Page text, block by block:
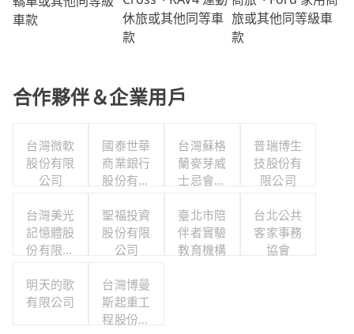
車款
休旅或其他同等車
款
旅或其他同等級車
款
合作夥伴＆企業用戶
台灣微軟
股份有限
公司
國泰世華
商業銀行
股份有限
台灣蘇格
蘭麥芽威
士忌會所
公司
普瑞博生
技股份有
限公司
台灣美光
記憶體股
份有限公
聖福投資
股份有限
公司
臺北市陪
伴者實驗
教育機構
台北公共
客家事務
協會
明天的歌
有限公司
台灣博曼
斯起重工
程股份有